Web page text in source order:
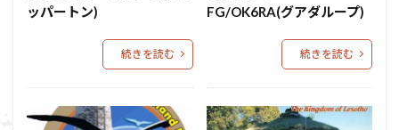
ッパートン)
続きを読む
FG/OK6RA(グアダループ)
続きを読む